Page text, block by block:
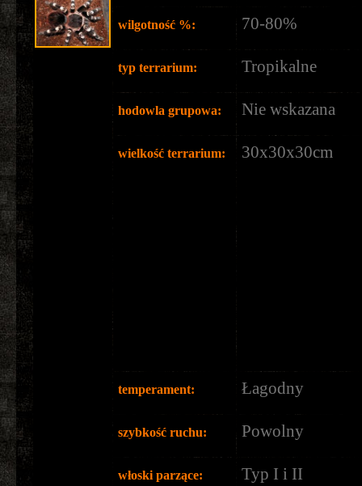
wilgotność %: 70-80%
typ terrarium: Tropikalne
hodowla grupowa: Nie wskazana
wielkość terrarium: 30x30x30cm
temperament: Łagodny
szybkość ruchu: Powolny
włoski parzące: Typ I i II